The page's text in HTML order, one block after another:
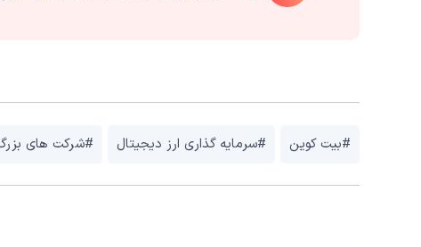
#بیت کوین #سرمایه گذاری ارز دیجیتال #شرکت های